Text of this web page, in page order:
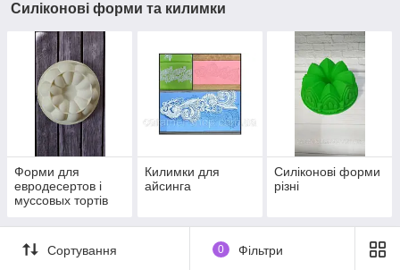
Силіконові форми та килимки
Форми для
евродесертов і
муссовых тортів
Килимки для
айсинга
Силіконові форми
різні
Сортування 0 Фільтри